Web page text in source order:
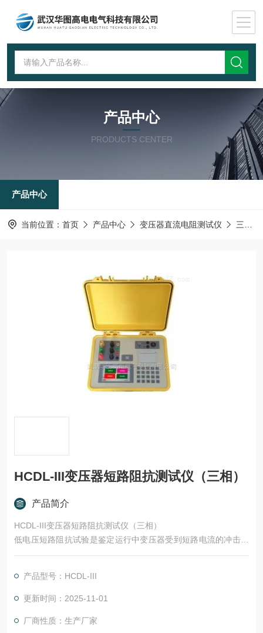
产品中心
PRODUCTS CENTER
产品中心
当前位置： 首页 产品中心 变压器直流电阻测试仪 三通道直流电阻测试仪
HCDL-III变压器短路阻抗测试仪（三相）
产品简介
HCDL-III变压器短路阻抗测试仪（三相）
低电压短路阻抗试验是鉴定运行中变压器受到短路电流的冲击，
或变压器在运输和安装时受到机械力撞击后，检查其绕组是否变
义，也是判断变压器是否要求进行解体检查的依据之一。
相）出厂、大修、预试以及交接试验中低电压负载阻抗测试。常
产品型号：HCDL-III
更新时间：2025-11-01
厂商性质：生产厂家